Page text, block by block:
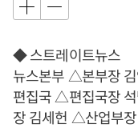
◆ 스트레이트뉴스
뉴스본부 △본부장
편집국 △편집국장
장 김세헌 △산업부